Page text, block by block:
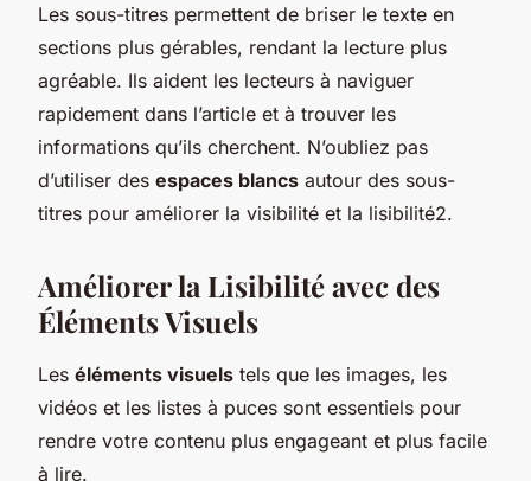
Les sous-titres permettent de briser le texte en
sections plus gérables, rendant la lecture plus
agréable. Ils aident les lecteurs à naviguer
rapidement dans l’article et à trouver les
informations qu’ils cherchent. N’oubliez pas
d’utiliser des espaces blancs autour des sous-
titres pour améliorer la visibilité et la lisibilité2.
Améliorer la Lisibilité avec des
Éléments Visuels
Les éléments visuels tels que les images, les
vidéos et les listes à puces sont essentiels pour
rendre votre contenu plus engageant et plus facile
à lire.